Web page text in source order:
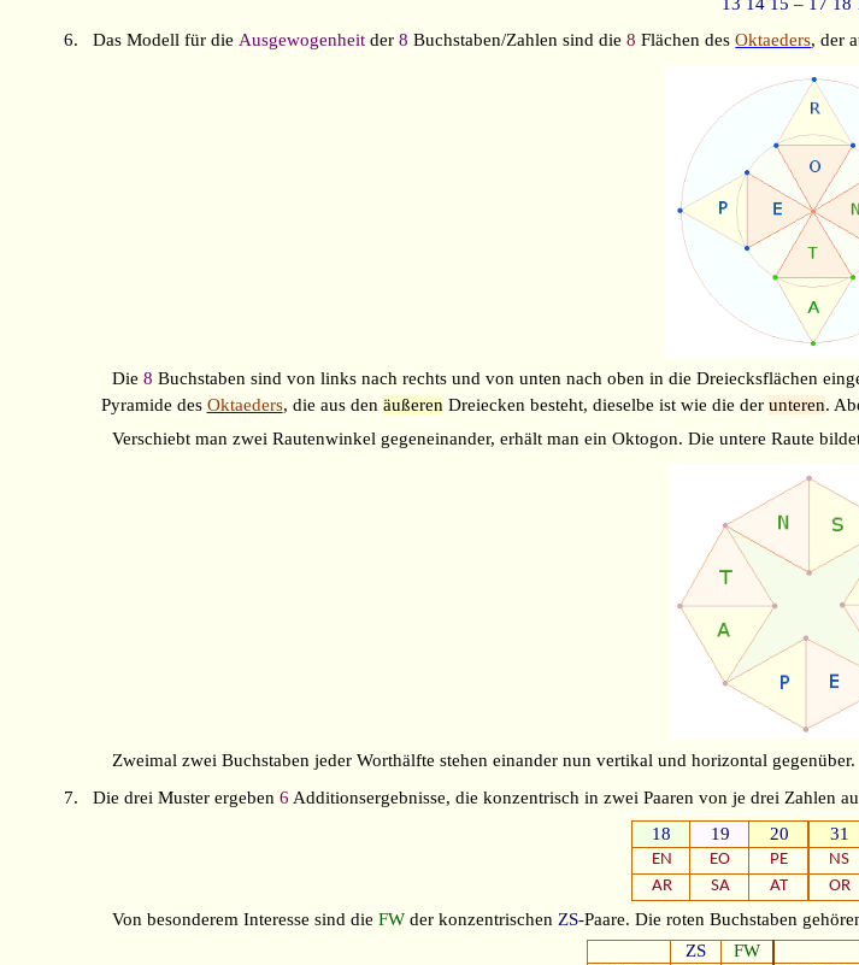
6.
Das Modell für die Ausgewogenheit der8 Buchstaben/Zahlen sind die8 Flächen desOktaeders, der
Die8 Buchstaben sind von links nach rechts und von unten nach oben in die Dreiecksflächen
Pyramide des Oktaeders, die aus den äußeren Dreiecken besteht, dieselbe ist wie die der unteren.
Verschiebt man zwei Rautenwinkel gegeneinander, erhält man ein Oktogon. Die untere Raute
Zweimal zwei Buchstaben jeder Worthälfte stehen einander nun vertikal und horizontal gegenüber.
7.
Die drei Muster ergeben6 Additionsergebnisse, die konzentrisch in zwei Paaren von je drei Zahlen
18
19 20 31
EN EO PE NS
AR
SA AT OR
Von besonderem Interesse sind dieFW der konzentrischen ZS-Paare. Die roten Buchstaben
ZS
FW